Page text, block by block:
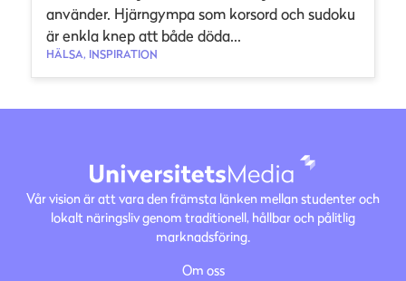
använder. Hjärngympa som korsord och sudoku
är enkla knep att både döda...
HÄLSA, INSPIRATION
Vår vision är att vara den främsta länken mellan studenter och
lokalt näringsliv genom traditionell, hållbar och pålitlig
marknadsföring.
Om oss